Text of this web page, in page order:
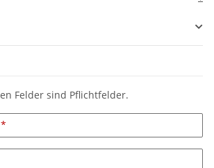
Felder sind Pflichtfelder.